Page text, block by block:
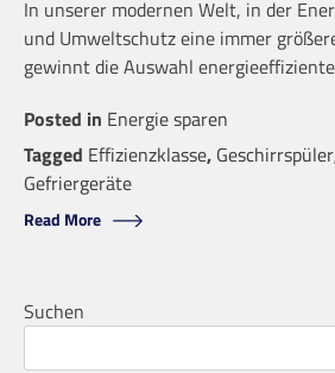
In unserer modernen Welt, in der
und Umweltschutz eine immer
gewinnt die Auswahl
Posted in Energie sparen
Tagged Effizienzklasse, Geschirrspüler
Gefriergeräte
Read More
Suchen